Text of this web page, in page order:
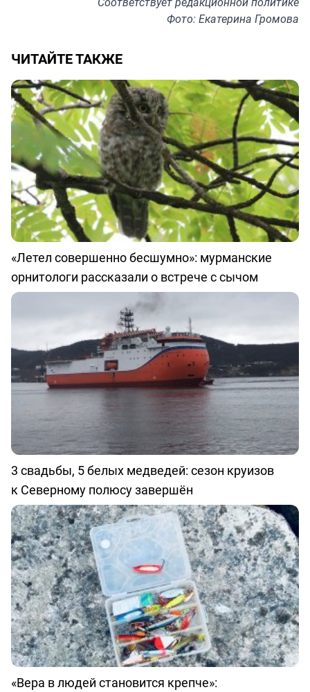
Фото: Екатерина Громова
ЧИТАЙТЕ ТАКЖЕ
«Летел совершенно бесшумно»: мурманские
орнитологи рассказали о встрече с сычом
3 свадьбы, 5 белых медведей: сезон круизов
к Северному полюсу завершён
«Вера в людей становится крепче»: